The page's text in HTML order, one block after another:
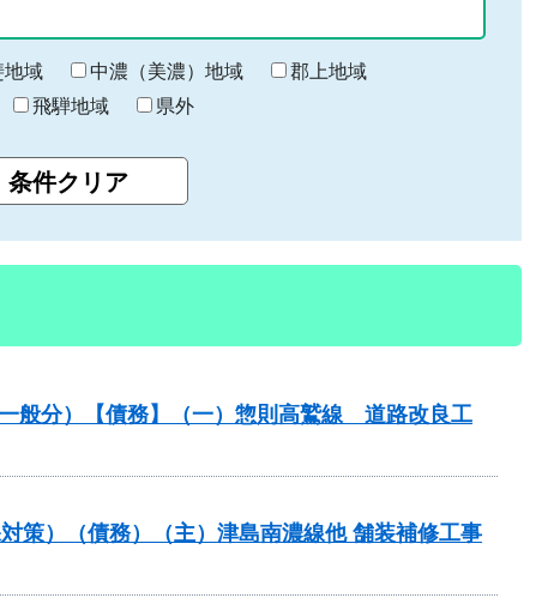
地域 中濃（美濃）地域
郡上地域
飛騨地域 県外
般分）【債務】（一）惣則高鷲線 道路改良工
策）（債務）（主）津島南濃線他 舗装補修工事